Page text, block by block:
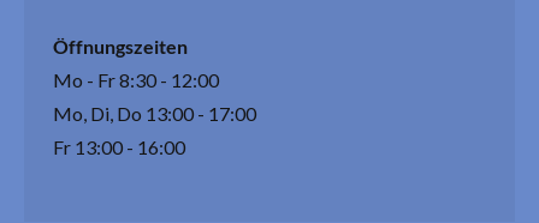
Öffnungszeiten
Mo - Fr 8:30 - 12:00
Mo, Di, Do 13:00 - 17:00
Fr 13:00 - 16:00